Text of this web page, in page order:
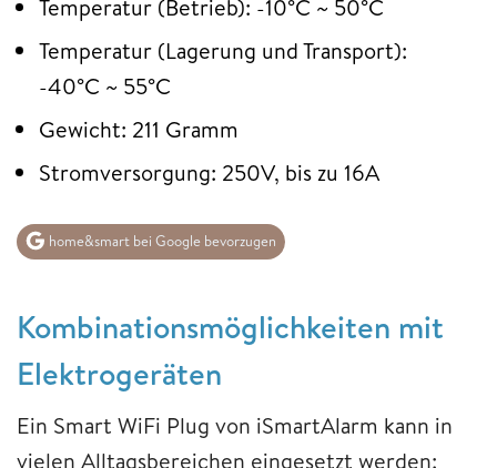
Temperatur (Betrieb): -10°C ~ 50°C
Temperatur (Lagerung und Transport):
-40°C ~ 55°C
Gewicht: 211 Gramm
Stromversorgung: 250V, bis zu 16A
home&smart bei Google bevorzugen
Kombinationsmöglichkeiten mit
Elektrogeräten
Ein Smart WiFi Plug von iSmartAlarm kann in
vielen Alltagsbereichen eingesetzt werden: